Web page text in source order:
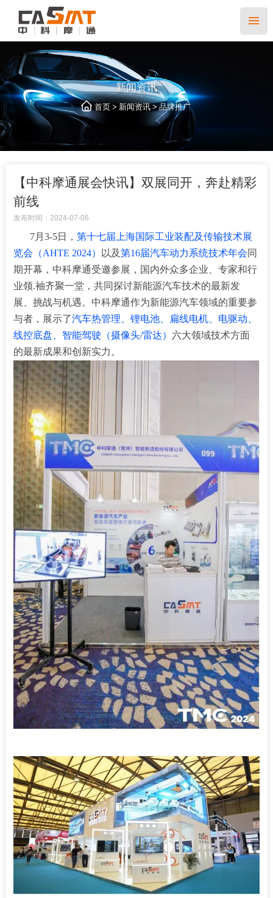
新闻资讯
首页 > 新闻资讯 > 品牌推广
【中科摩通展会快讯】双展同开，奔赴精彩
前线
发布时间：2024-07-06
7月3-5日，第十七届上海国际工业装配及传输技术展
览会（AHTE 2024）
以及第16届汽车动力系统技术年会同
期开幕，中科摩通受邀参展，国内外众多企业、专家和行
业领.袖齐聚一堂，共同探讨新能源汽车技术的最新发
展、挑战与机遇。中科摩通作为新能源汽车领域的重要参
与者，展示了汽车热管理、锂电池、扁线电机、电驱动、
线控底盘、智能驾驶（摄像头/雷达） 六大领域技术方面
的最新成果和创新实力。